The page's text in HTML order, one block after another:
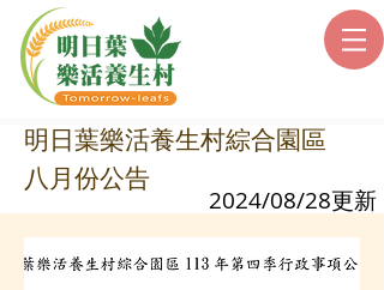
2024/08/28更新
明日葉樂活養生村綜合園區
八月份公告